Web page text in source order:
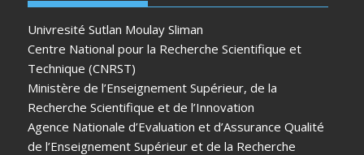
Univresité Sutlan Moulay Sliman
Centre National pour la Recherche Scientifique et
Technique (CNRST)
Ministère de l’Enseignement Supérieur, de la
Recherche Scientifique et de l’Innovation
Agence Nationale d’Evaluation et d’Assurance Qualité
de l’Enseignement Supérieur et de la Recherche